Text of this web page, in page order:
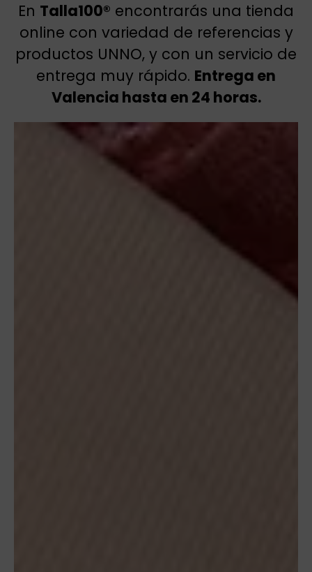
En Talla100® encontrarás una tienda
online con variedad de referencias y
productos UNNO, y con un servicio de
entrega muy rápido. Entrega en
Valencia hasta en 24 horas.